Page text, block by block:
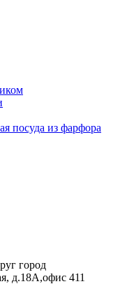
посуда из фарфора
город
д.18А,офис 411